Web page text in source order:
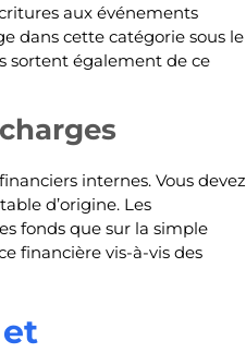
aux événements
dans cette catégorie sous le
sortent également de ce
internes. Vous devez
d’origine. Les
fonds que sur la simple
financière vis-à-vis des